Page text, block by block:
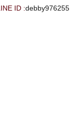
ID :debby976255